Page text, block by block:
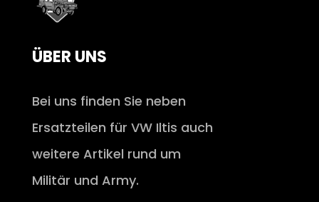
ÜBER UNS
Bei uns finden Sie neben
Ersatzteilen für VW Iltis auch
weitere Artikel rund um
Militär und Army.